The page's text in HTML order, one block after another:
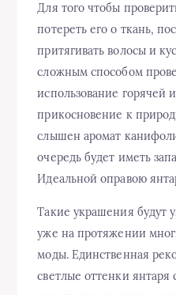
Для того чтобы
потереть его о ткань,
притягивать волосы и
сложным способом
использование горячей
прикосновение к
слышен аромат
очередь будет иметь
Идеальной оправою
Такие украшения будут
уже на протяжении
моды. Единственная
светлые оттенки янтаря